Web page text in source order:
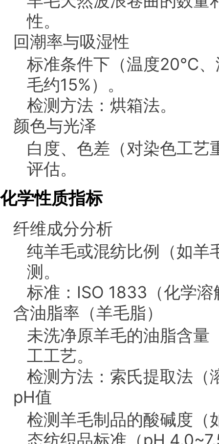
性。
回潮率与吸湿性
标准条件下（温度20℃、
毛约15%）。
检测方法：烘箱法。
颜色与光泽
白度、色差（对染色工艺
评估。
化学性质指标
纤维成分分析
纯羊毛或混纺比例（如羊
测。
标准：ISO 1833（化学
含油脂率（羊毛脂）
未洗净原羊毛的油脂含量
工工艺。
检测方法：索氏提取法（
pH值
检测羊毛制品的酸碱度（
态纺织品标准（pH